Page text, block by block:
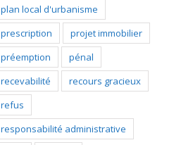
plan local d'urbanisme
prescription
projet immobilier
préemption
pénal
recevabilité
recours gracieux
refus
responsabilité administrative